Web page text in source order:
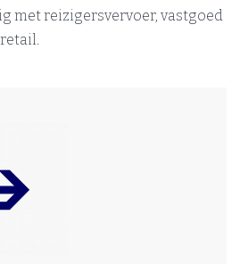
met reizigersvervoer, vastgoed